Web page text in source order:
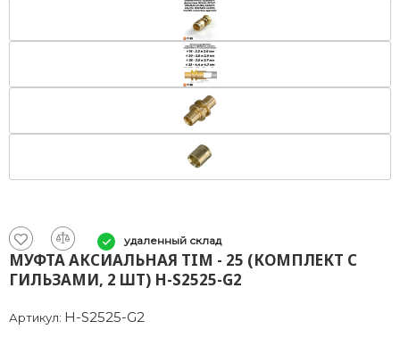
удаленный склад
МУФТА АКСИАЛЬНАЯ TIM - 25 (КОМПЛЕКТ С
ГИЛЬЗАМИ, 2 ШТ) H-S2525-G2
Артикул: H-S2525-G2